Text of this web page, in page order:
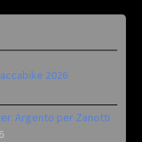
2026
Argento per Zanotti